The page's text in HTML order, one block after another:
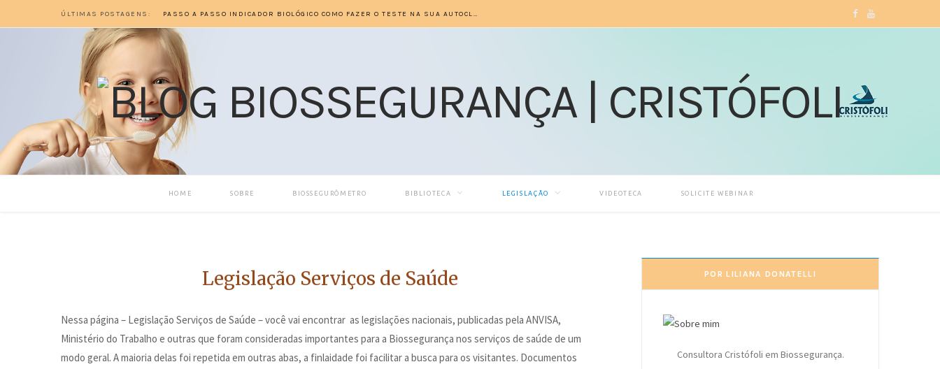
ÚLTIMAS POSTAGENS: PASSO A PASSO INDICADOR BIOLÓGICO COMO FAZER O TESTE NA SUA AUTOCLAVE – F
e
Y
T
HOME SOBRE BIOSSEGURÔMETRO BIBLIOTECA LEGISLAÇÃO VIDEOTECA SOLICITE WEBINAR
Legislação Serviços de Saúde
Nessa página – Legislação Serviços de Saúde – você vai encontrar as legislações nacionais, publicadas pela ANVISA,
Ministério do Trabalho e outras que foram consideradas importantes para a Biossegurança nos serviços de saúde de um
modo geral. A maioria delas foi repetida em outras abas, a finlaidade foi facilitar a busca para os visitantes. Documentos
POR LILIANA DONATELLI
Consultora Cristófoli em Biossegurança.